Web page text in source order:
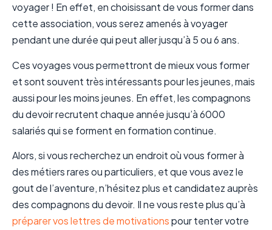
voyager ! En effet, en choisissant de vous former dans
cette association, vous serez amenés à voyager
pendant une durée qui peut aller jusqu’à 5 ou 6 ans.
Ces voyages vous permettront de mieux vous former
et sont souvent très intéressants pour les jeunes, mais
aussi pour les moins jeunes. En effet, les compagnons
du devoir recrutent chaque année jusqu’à 6000
salariés qui se forment en formation continue.
Alors, si vous recherchez un endroit où vous former à
des métiers rares ou particuliers, et que vous avez le
gout de l’aventure, n’hésitez plus et candidatez auprès
des compagnons du devoir. Il ne vous reste plus qu’à
préparer vos lettres de motivationspour tenter votre